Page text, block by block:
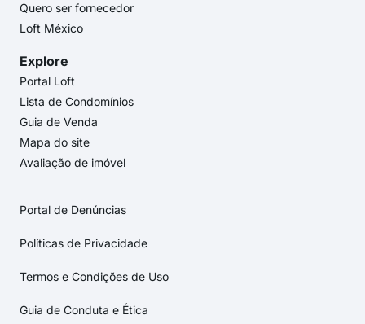
Quero ser fornecedor
Loft México
Explore
Portal Loft
Lista de Condomínios
Guia de Venda
Mapa do site
Avaliação de imóvel
Portal de Denúncias
Políticas de Privacidade
Termos e Condições de Uso
Guia de Conduta e Ética